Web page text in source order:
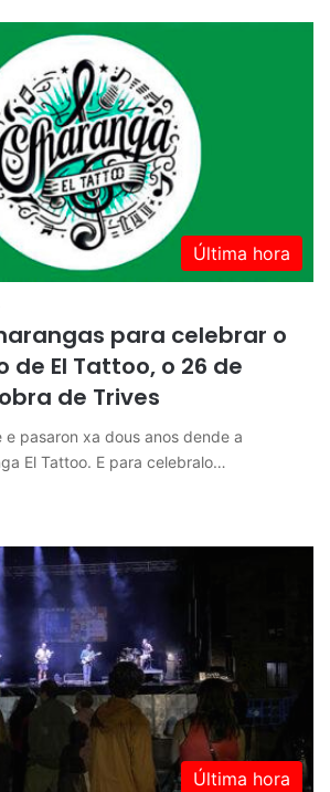
Última hora
para celebrar o
de El Tattoo, o 26 de
de Trives
pasaron xa dous anos dende a
El Tattoo. E para celebralo…
Última hora